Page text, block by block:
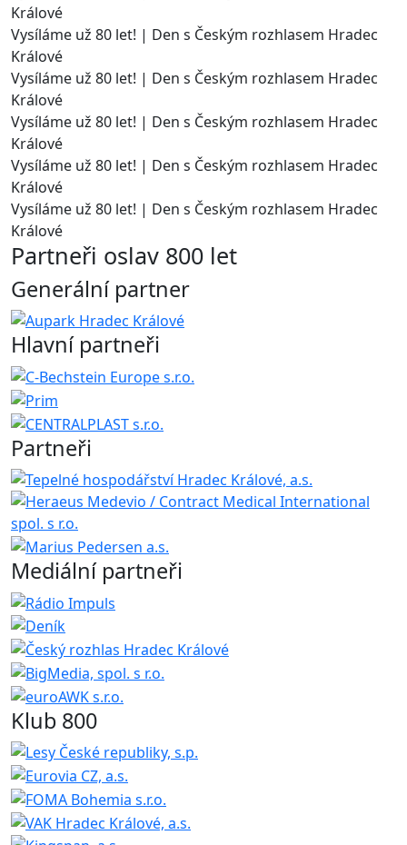
Králové
Vysíláme už 80 let! | Den s Českým rozhlasem Hradec
Králové
Vysíláme už 80 let! | Den s Českým rozhlasem Hradec
Králové
Vysíláme už 80 let! | Den s Českým rozhlasem Hradec
Králové
Vysíláme už 80 let! | Den s Českým rozhlasem Hradec
Králové
Vysíláme už 80 let! | Den s Českým rozhlasem Hradec
Králové
Partneři oslav 800 let
Generální partner
Hlavní partneři
Partneři
Mediální partneři
Klub 800